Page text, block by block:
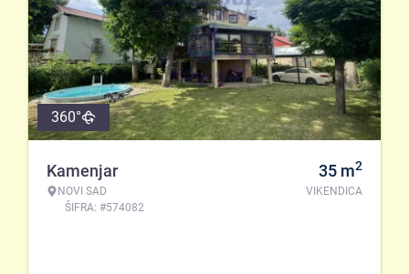
360°
Kamenjar
NOVI SAD
ŠIFRA: #574082
35 m2
VIKENDICA